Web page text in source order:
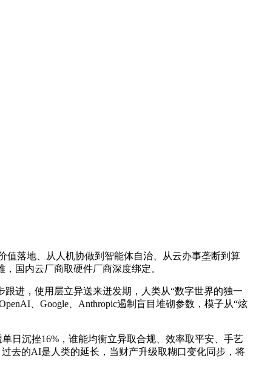
落地、从人机协做到智能体自治、从云办事垄断到算
国内云厂商取硬件厂商深度绑定。
进，使用层立异送来迸发期，人类从“数字世界的独一
、Google、Anthropic遏制盲目堆砌参数，模子从“炫
沉挫16%，谁能均衡立异取合规、效率取平安、手艺
去的AI是人类的延长，当财产升级取糊口变化同步，将